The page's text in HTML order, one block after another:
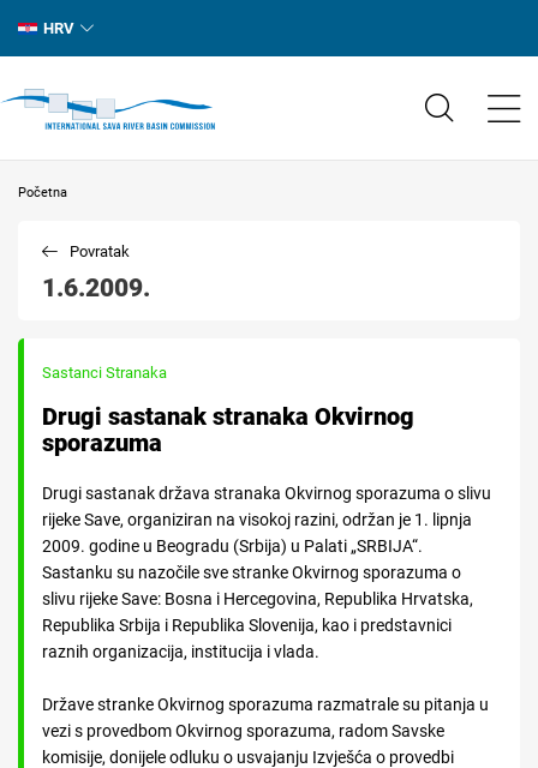
HRV
Početna
1.6.2009.
Povratak
Sastanci Stranaka
Drugi sastanak stranaka Okvirnog
sporazuma
Drugi sastanak država stranaka Okvirnog sporazuma o slivu
rijeke Save, organiziran na visokoj razini, održan je 1. lipnja
2009. godine u Beogradu (Srbija) u Palati „SRBIJA“.
Sastanku su nazočile sve stranke Okvirnog sporazuma o
slivu rijeke Save: Bosna i Hercegovina, Republika Hrvatska,
Republika Srbija i Republika Slovenija, kao i predstavnici
raznih organizacija, institucija i vlada.
Države stranke Okvirnog sporazuma razmatrale su pitanja u
vezi s provedbom Okvirnog sporazuma, radom Savske
komisije, donijele odluku o usvajanju Izvješća o provedbi